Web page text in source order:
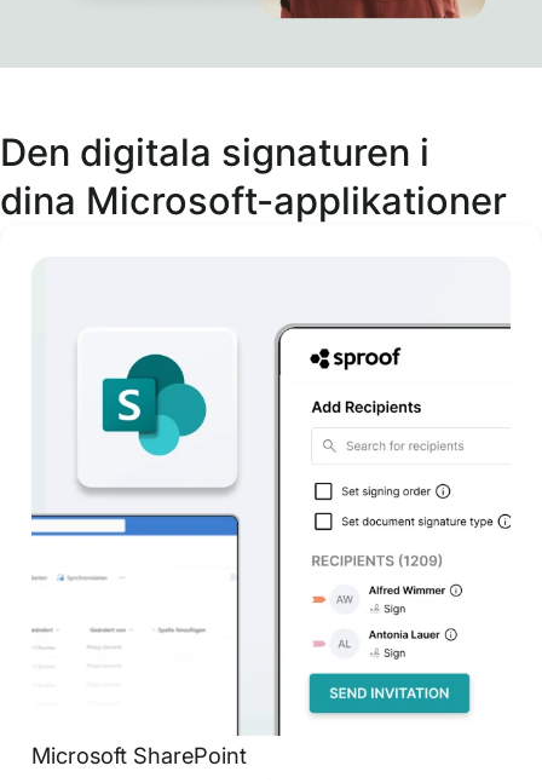
Den digitala signaturen i
dina Microsoft-applikationer
Microsoft SharePoint